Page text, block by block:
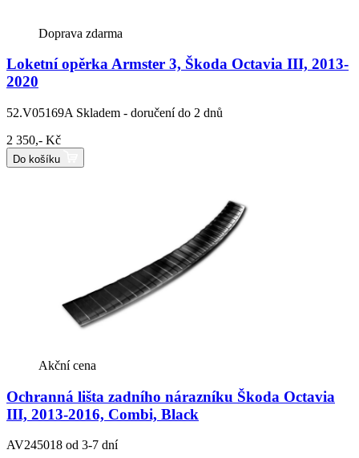
Doprava zdarma
Loketní opěrka Armster 3, Škoda Octavia III, 2013-
2020
52.V05169A Skladem - doručení do 2 dnů
2 350,- Kč
Do košíku
Akční cena
Ochranná lišta zadního nárazníku Škoda Octavia
III, 2013-2016, Combi, Black
AV245018 od 3-7 dní